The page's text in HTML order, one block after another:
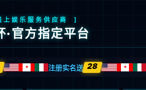
您所请求的网页不